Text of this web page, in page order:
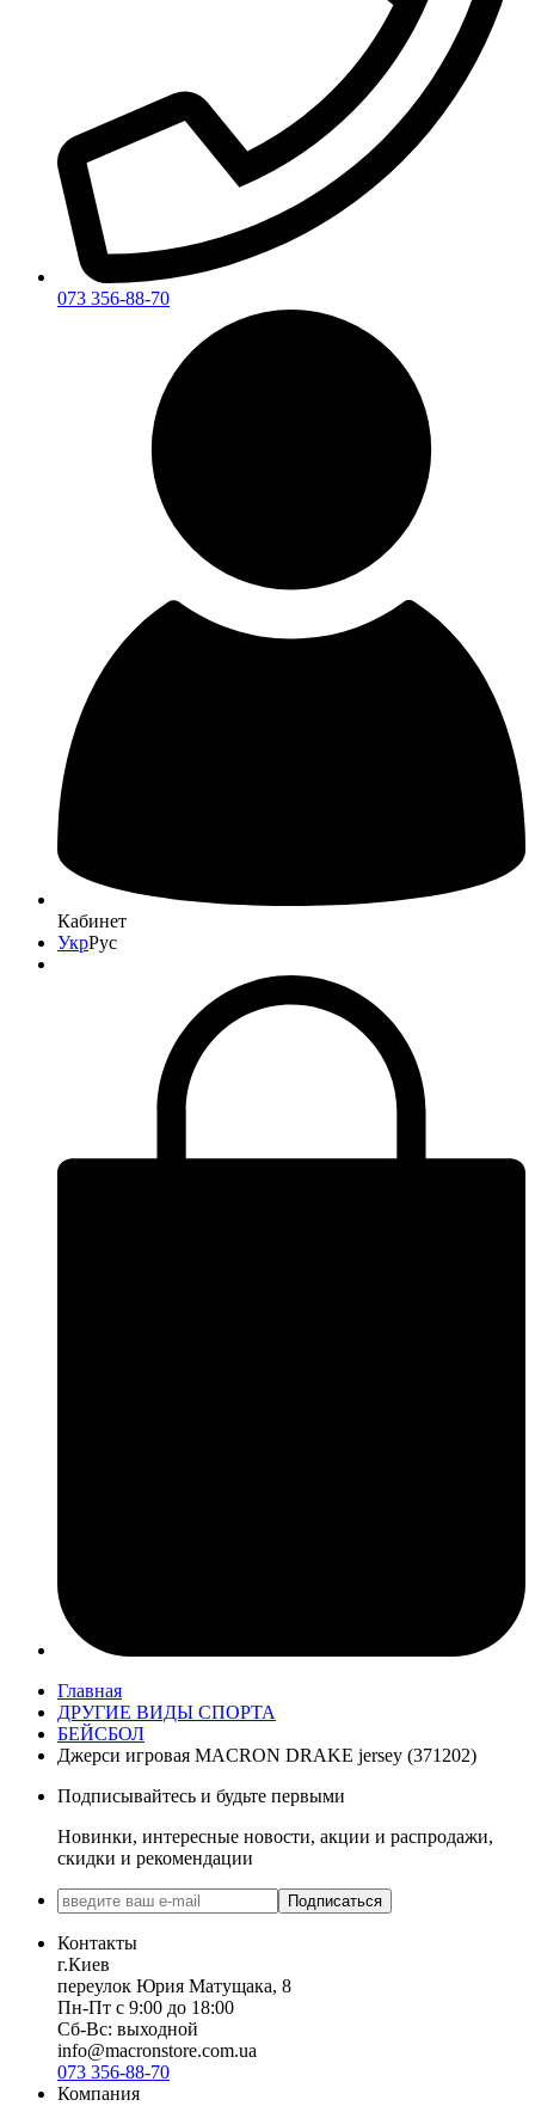
073 356-88-70
Кабинет
УкрРус
Главная
ДРУГИЕ ВИДЫ СПОРТА
БЕЙСБОЛ
Джерси игровая MACRON DRAKE jersey (371202)
Подписывайтесь и будьте первыми
Новинки, интересные новости, акции и распродажи,
скидки и рекомендации
Подписаться
Контакты
г.Киев
переулок Юрия Матущака, 8
Пн-Пт с 9:00 до 18:00
Сб-Вс: выходной
info@macronstore.com.ua
073 356-88-70
Компания